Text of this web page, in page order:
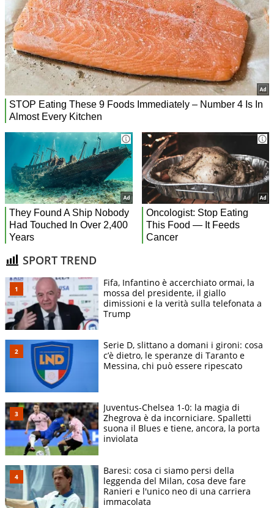
SPORT TREND
Fifa, Infantino è accerchiato ormai, la
mossa del presidente, il giallo
dimissioni e la verità sulla telefonata a
Trump
Serie D, slittano a domani i gironi: cosa
c’è dietro, le speranze di Taranto e
Messina, chi può essere ripescato
Juventus-Chelsea 1-0: la magia di
Zhegrova è da incorniciare. Spalletti
suona il Blues e tiene, ancora, la porta
inviolata
Baresi: cosa ci siamo persi della
leggenda del Milan, cosa deve fare
Ranieri e l'unico neo di una carriera
immacolata